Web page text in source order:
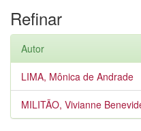
Refinar
Autor
LIMA, Mônica de Andrade
MILITÃO, Vivianne